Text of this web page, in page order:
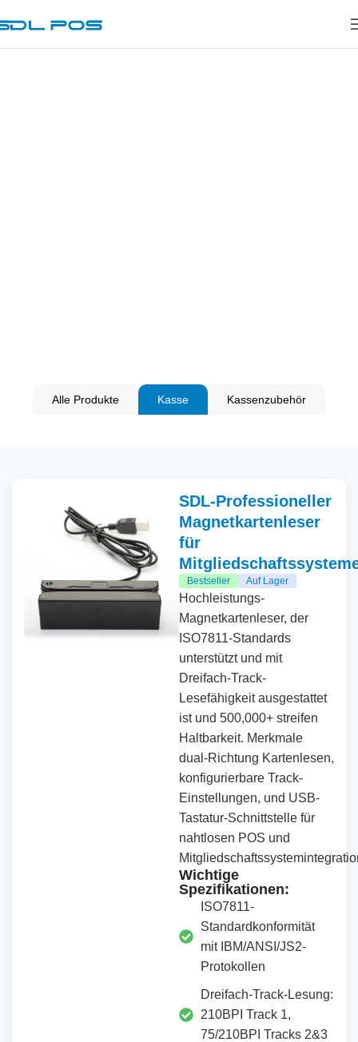
Alle Produkte Kasse Kassenzubehör
SDL-Professioneller
Magnetkartenleser
für
Bestseller Auf Lager
Hochleistungs-
Magnetkartenleser, der
ISO7811-Standards
unterstützt und mit
Dreifach-Track-
Lesefähigkeit ausgestattet
ist und 500,000+ streifen
Haltbarkeit. Merkmale
dual-Richtung Kartenlesen,
konfigurierbare Track-
Einstellungen, und USB-
Tastatur-Schnittstelle für
nahtlosen POS und
Wichtige
Spezifikationen:
ISO7811-
Standardkonformität
mit IBM/ANSI/JS2-
Protokollen
Dreifach-Track-Lesung:
210BPI Track 1,
75/210BPI Tracks 2&3